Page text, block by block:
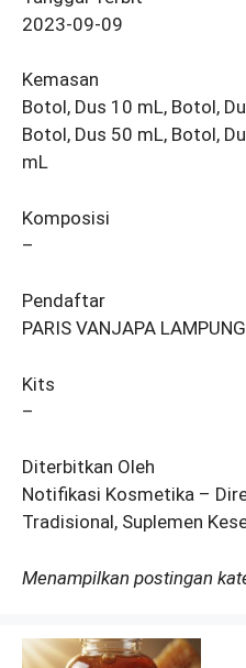
2023-09-09
Kemasan
Botol, Dus 10 mL, Botol,
Botol, Dus 50 mL, Botol,
mL
Komposisi
–
Pendaftar
PARIS VANJAPA
Kits
–
Diterbitkan Oleh
Notifikasi Kosmetika –
Tradisional, Suplemen
Menampilkan postingan